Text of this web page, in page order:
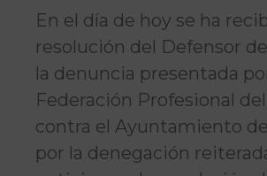
En el día de hoy se ha
resolución del Defensor
la denuncia presentada
Federación Profesional
contra el Ayuntamiento
por la denegación